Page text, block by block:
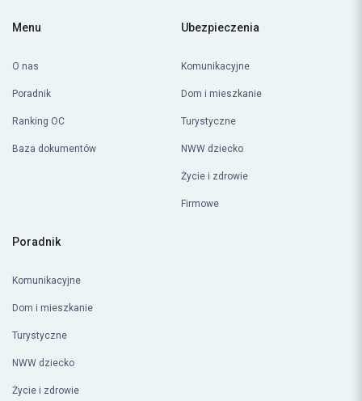
Menu
O nas
Poradnik
Ranking OC
Baza dokumentów
Ubezpieczenia
Komunikacyjne
Dom i mieszkanie
Turystyczne
NWW dziecko
Życie i zdrowie
Firmowe
Poradnik
Komunikacyjne
Dom i mieszkanie
Turystyczne
NWW dziecko
Życie i zdrowie